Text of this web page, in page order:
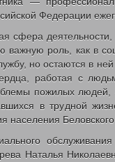
МАТЕРЯМ
ПО ОБЕСПЕЧЕНИЮ
ЗАЩИТЫ
ВЫДАЧА
ПОМЕЩЕНИЯ И
ТРАНСПОРТА
ПОГРЕБЕНИЕ
ФЕДЕРАЛЬНЫЕ
УПРАВЛЕНИЯ
Федерации
сфера
важную роль, как в
но остаются в
работая с
пожилых людей,
в трудной
населения
обслуживания
Наталья